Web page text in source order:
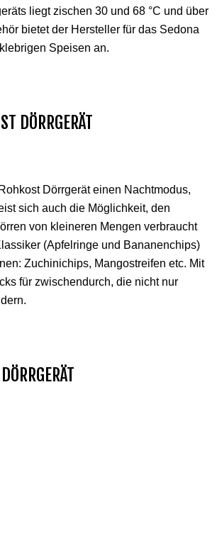
liegt zischen 30 und 68 °C und über
bietet der Hersteller für das Sedona
Speisen an.
DÖRRGERÄT
Dörrgerät einen Nachtmodus,
sich auch die Möglichkeit, den
von kleineren Mengen verbraucht
(Apfelringe und Bananenchips)
Zuchinichips, Mangostreifen etc. Mit
für zwischendurch, die nicht nur